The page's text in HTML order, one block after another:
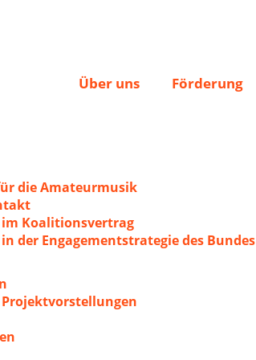
Über uns Förderung
die Amateurmusik
Koalitionsvertrag
der Engagementstrategie des Bundes